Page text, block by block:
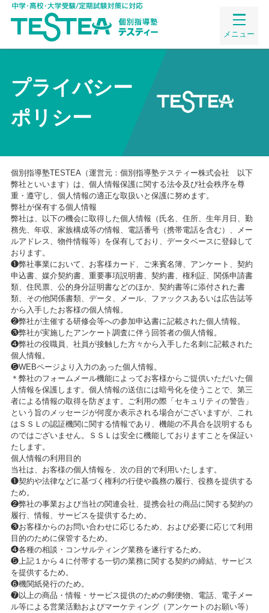
メニュー
プライバシー
ポリシー
個別指導塾TESTEA（運営元：個別指導塾テスティー株式会社 以下
弊社といいます）は、個人情報保護に関する法令及び社会秩序を尊
重・遵守し、個人情報の適正な取扱いと保護に努めます。
弊社が保有する個人情報
弊社は、以下の機会に取得した個人情報（氏名、住所、生年月日、勤
務先、年収、家族構成等の情報、電話番号（携帯電話を含む）、メー
ルアドレス、物件情報等）を保有しており、データベースに登録して
おります。
❶弊社事業において、お客様カード、ご来賓名簿、アンケート、契約
申込書、媒介契約書、重要事項説明書、契約書、権利証、関係申請書
類、住民票、公的身分証明書などのほか、契約書等に添付された書
類、その他関係書類、データ、メール、ファックスあるいは広告誌等
から入手したお客様の個人情報。
❷弊社が主催する研修会等への参加申込書に記載された個人情報。
❸弊社が実施したアンケート調査に伴う回答者の個人情報。
❹弊社の役職員、社員が接触した方々から入手した名刺に記載された
個人情報。
❺WEBページより入力のあった個人情報。
＊弊社のフォームメール機能によってお客様からご提供いただいた個
人情報を保護します。個人情報の送信には暗号化を使うことで、第三
者による情報の取得を防ぎます。ご利用の際「セキュリティの警告」
という旨のメッセージが何度か表示される場合がございますが、これ
はＳＳＬの認証機関に関する情報であり、機能の不具合を説明するも
のではございません。ＳＳＬは安全に機能しておりますことを保証い
たします。
個人情報の利用目的
当社は、お客様の個人情報を、次の目的で利用いたします。
❶契約や法律などに基づく権利の行使や義務の履行、役務を提供する
ため。
❷弊社の事業および当社の関連会社、提携会社の商品に関する契約の
履行、情報、サービスを提供するため。
❸お客様からのお問い合わせに応じるため、および必要に応じて利用
目的のために保管するため。
❹各種の相談・コンサルティング業務を遂行するため。
❺上記１から４に付帯する一切の業務に関する契約の締結、サービス
を提供するため。
❻機関紙発行のため。
❼以上の商品・情報・サービス提供のための郵便物、電話、電子メー
ル等による営業活動およびマーケティング（アンケートのお願い等）